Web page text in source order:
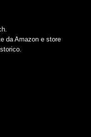
da Amazon e store